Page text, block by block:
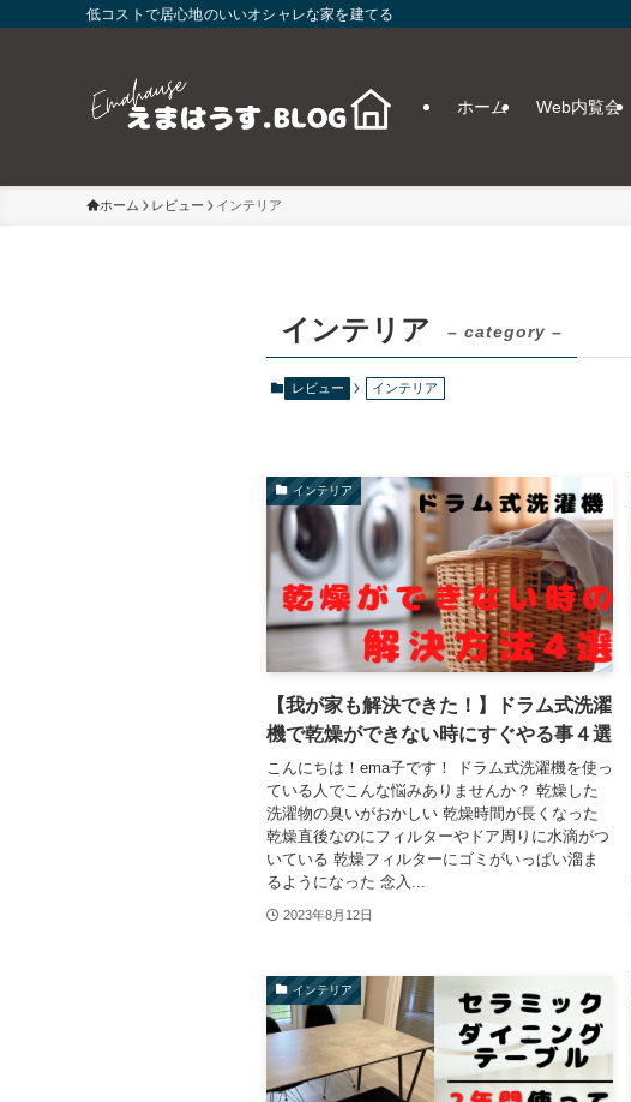
低コストで居心地のいいオシャレな家を建てる
ホーム Web内覧会
ホーム レビュー インテリア
インテリア – category –
レビュー インテリア
インテリア
【我が家も解決できた！】ドラム式洗濯
機で乾燥ができない時にすぐやる事４選
こんにちは！ema子です！ ドラム式洗濯機を使っ
ている人でこんな悩みありませんか？ 乾燥した
洗濯物の臭いがおかしい 乾燥時間が長くなった
乾燥直後なのにフィルターやドア周りに水滴がつ
いている 乾燥フィルターにゴミがいっぱい溜ま
るようになった 念入...
2023年8月12日
インテリア